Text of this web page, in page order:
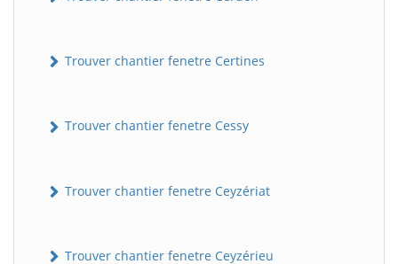
Trouver chantier fenetre Certines
Trouver chantier fenetre Cessy
Trouver chantier fenetre Ceyzériat
Trouver chantier fenetre Ceyzérieu